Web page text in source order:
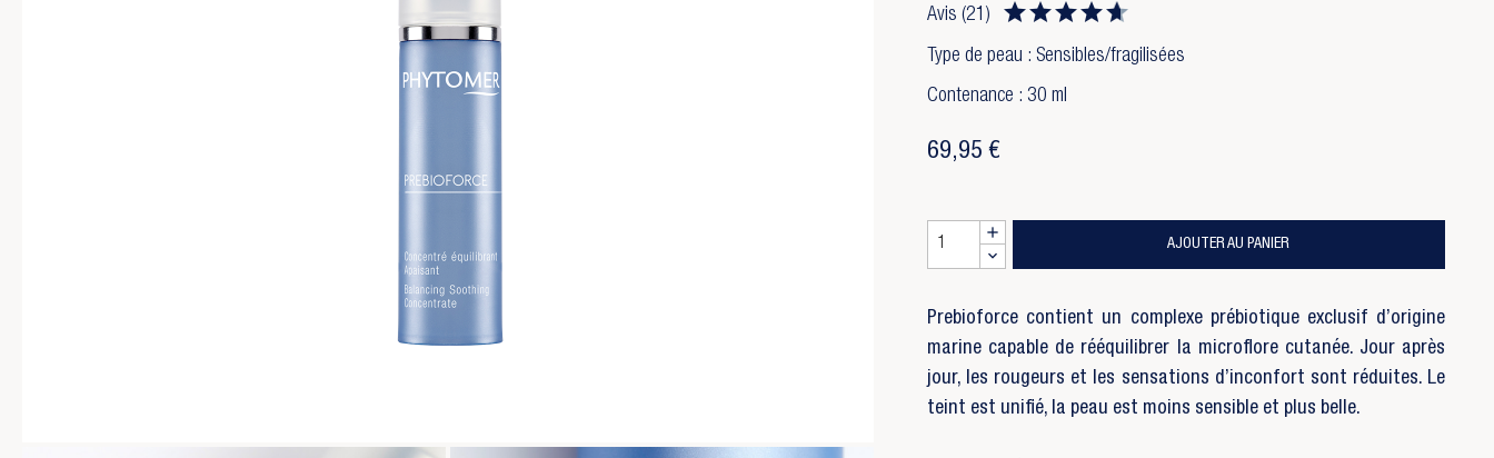
Avis(21)
Type de peau : Sensibles/fragilisées
Contenance : 30 ml
69,95 €
AJOUTER AU PANIER
Prebioforce contient un complexe prébiotique exclusif d’origine
marine capable de rééquilibrer la microflore cutanée. Jour après
jour, les rougeurs et les sensations d’inconfort sont réduites. Le
teint est unifié, la peau est moins sensible et plus belle.